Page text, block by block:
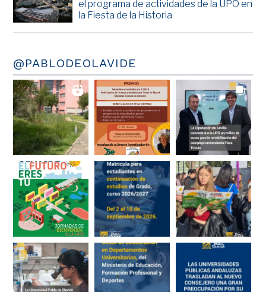
el programa de actividades de la UPO en
la Fiesta de la Historia
@PABLODEOLAVIDE